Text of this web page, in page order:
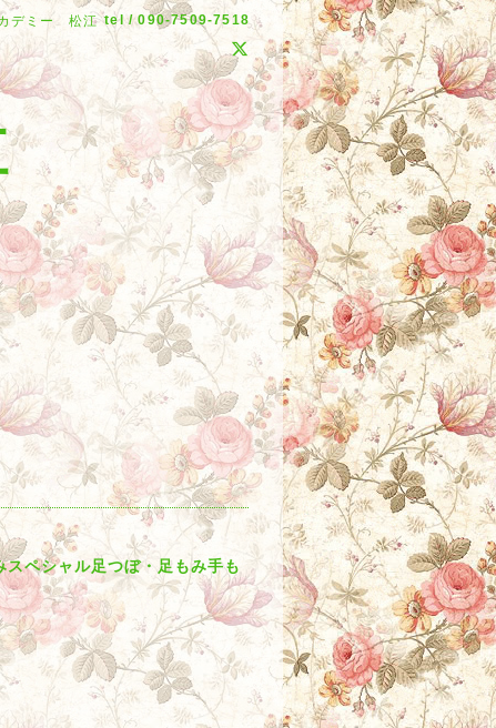
デミー 松江 tel / 090-7509-7518
ペシャル足つぼ・足もみ手も